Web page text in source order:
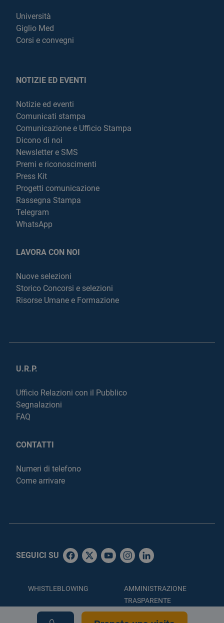
Università
Giglio Med
Corsi e convegni
NOTIZIE ED EVENTI
Notizie ed eventi
Comunicati stampa
Comunicazione e Ufficio Stampa
Dicono di noi
Newsletter e SMS
Premi e riconoscimenti
Press Kit
Progetti comunicazione
Rassegna Stampa
Telegram
WhatsApp
LAVORA CON NOI
Nuove selezioni
Storico Concorsi e selezioni
Risorse Umane e Formazione
U.R.P.
Ufficio Relazioni con il Pubblico
Segnalazioni
FAQ
CONTATTI
Numeri di telefono
Come arrivare
SEGUICI SU
WHISTLEBLOWING
AMMINISTRAZIONE
TRASPARENTE
ACCESSIBILITÀ